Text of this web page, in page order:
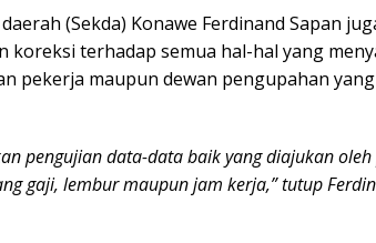
(Sekda) Konawe Ferdinand Sapan
koreksi terhadap semua hal-hal yang
pekerja maupun dewan pengupahan
pengujian data-data baik yang diajukan oleh
gaji, lembur maupun jam kerja,” tutup